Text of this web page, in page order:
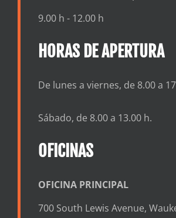
9.00 h - 12.00 h
HORAS DE APERTURA
De lunes a viernes, de 8.00 a
Sábado, de 8.00 a 13.00 h.
OFICINAS
OFICINA PRINCIPAL
700 South Lewis Avenue,